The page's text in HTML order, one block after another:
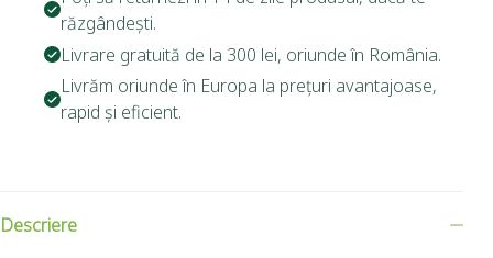
răzgândești.
Livrare gratuită de la 300 lei, oriunde în România.
Livrăm oriunde în Europa la prețuri avantajoase,
rapid și eficient.
Descriere